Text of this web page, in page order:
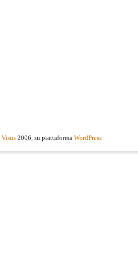
Visus 2006, su piattaforma WordPress